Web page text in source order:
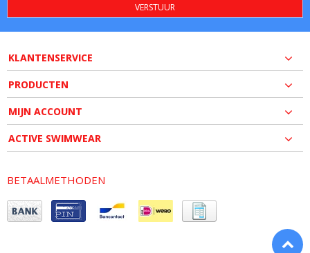
VERSTUUR
KLANTENSERVICE
PRODUCTEN
MIJN ACCOUNT
ACTIVE SWIMWEAR
BETAALMETHODEN